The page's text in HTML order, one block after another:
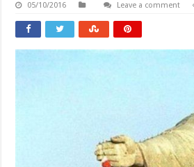
05/10/2016 Leave a comment